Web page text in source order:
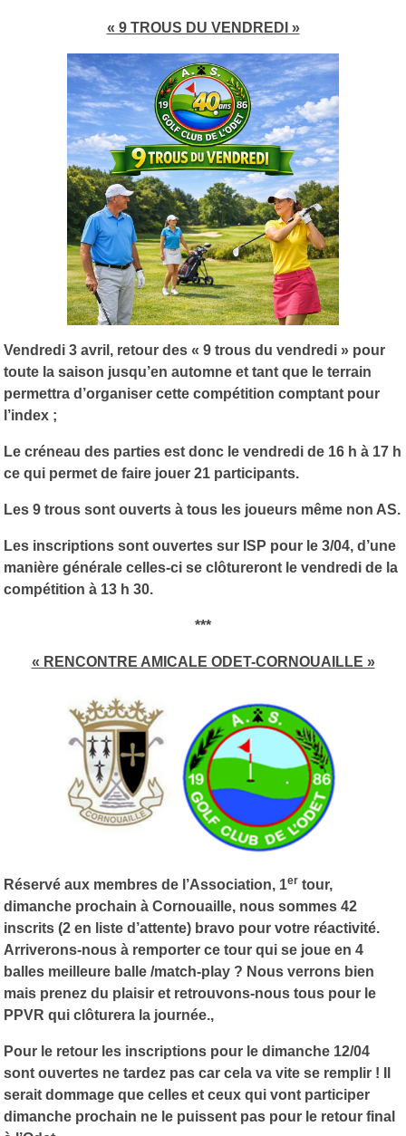
« 9 TROUS DU VENDREDI »
Vendredi 3 avril, retour des « 9 trous du vendredi » pour
toute la saison jusqu’en automne et tant que le terrain
permettra d’organiser cette compétition comptant pour
l’index ;
Le créneau des parties est donc le vendredi de 16 h à 17 h
ce qui permet de faire jouer 21 participants.
Les 9 trous sont ouverts à tous les joueurs même non AS.
Les inscriptions sont ouvertes sur ISP pour le 3/04, d’une
manière générale celles-ci se clôtureront le vendredi de la
compétition à 13 h 30.
***
« RENCONTRE AMICALE ODET-CORNOUAILLE »
Réservé aux membres de l’Association, 1er tour,
dimanche prochain à Cornouaille, nous sommes 42
inscrits (2 en liste d’attente) bravo pour votre réactivité.
Arriverons-nous à remporter ce tour qui se joue en 4
balles meilleure balle /match-play ? Nous verrons bien
mais prenez du plaisir et retrouvons-nous tous pour le
PPVR qui clôturera la journée.,
Pour le retour les inscriptions pour le dimanche 12/04
sont ouvertes ne tardez pas car cela va vite se remplir ! Il
serait dommage que celles et ceux qui vont participer
dimanche prochain ne le puissent pas pour le retour final